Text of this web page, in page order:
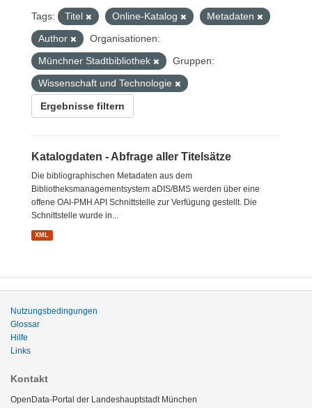
Tags: Titel Online-Katalog
Metadaten
Author
Organisationen:
Münchner Stadtbibliothek
Gruppen:
Wissenschaft und Technologie
Ergebnisse filtern
Katalogdaten - Abfrage aller Titelsätze
Die bibliographischen Metadaten aus dem
Bibliotheksmanagementsystem aDIS/BMS werden über eine
offene OAI-PMH API Schnittstelle zur Verfügung gestellt. Die
Schnittstelle wurde in...
XML
Nutzungsbedingungen
Glossar
Hilfe
Links
Kontakt
OpenData-Portal der Landeshauptstadt München